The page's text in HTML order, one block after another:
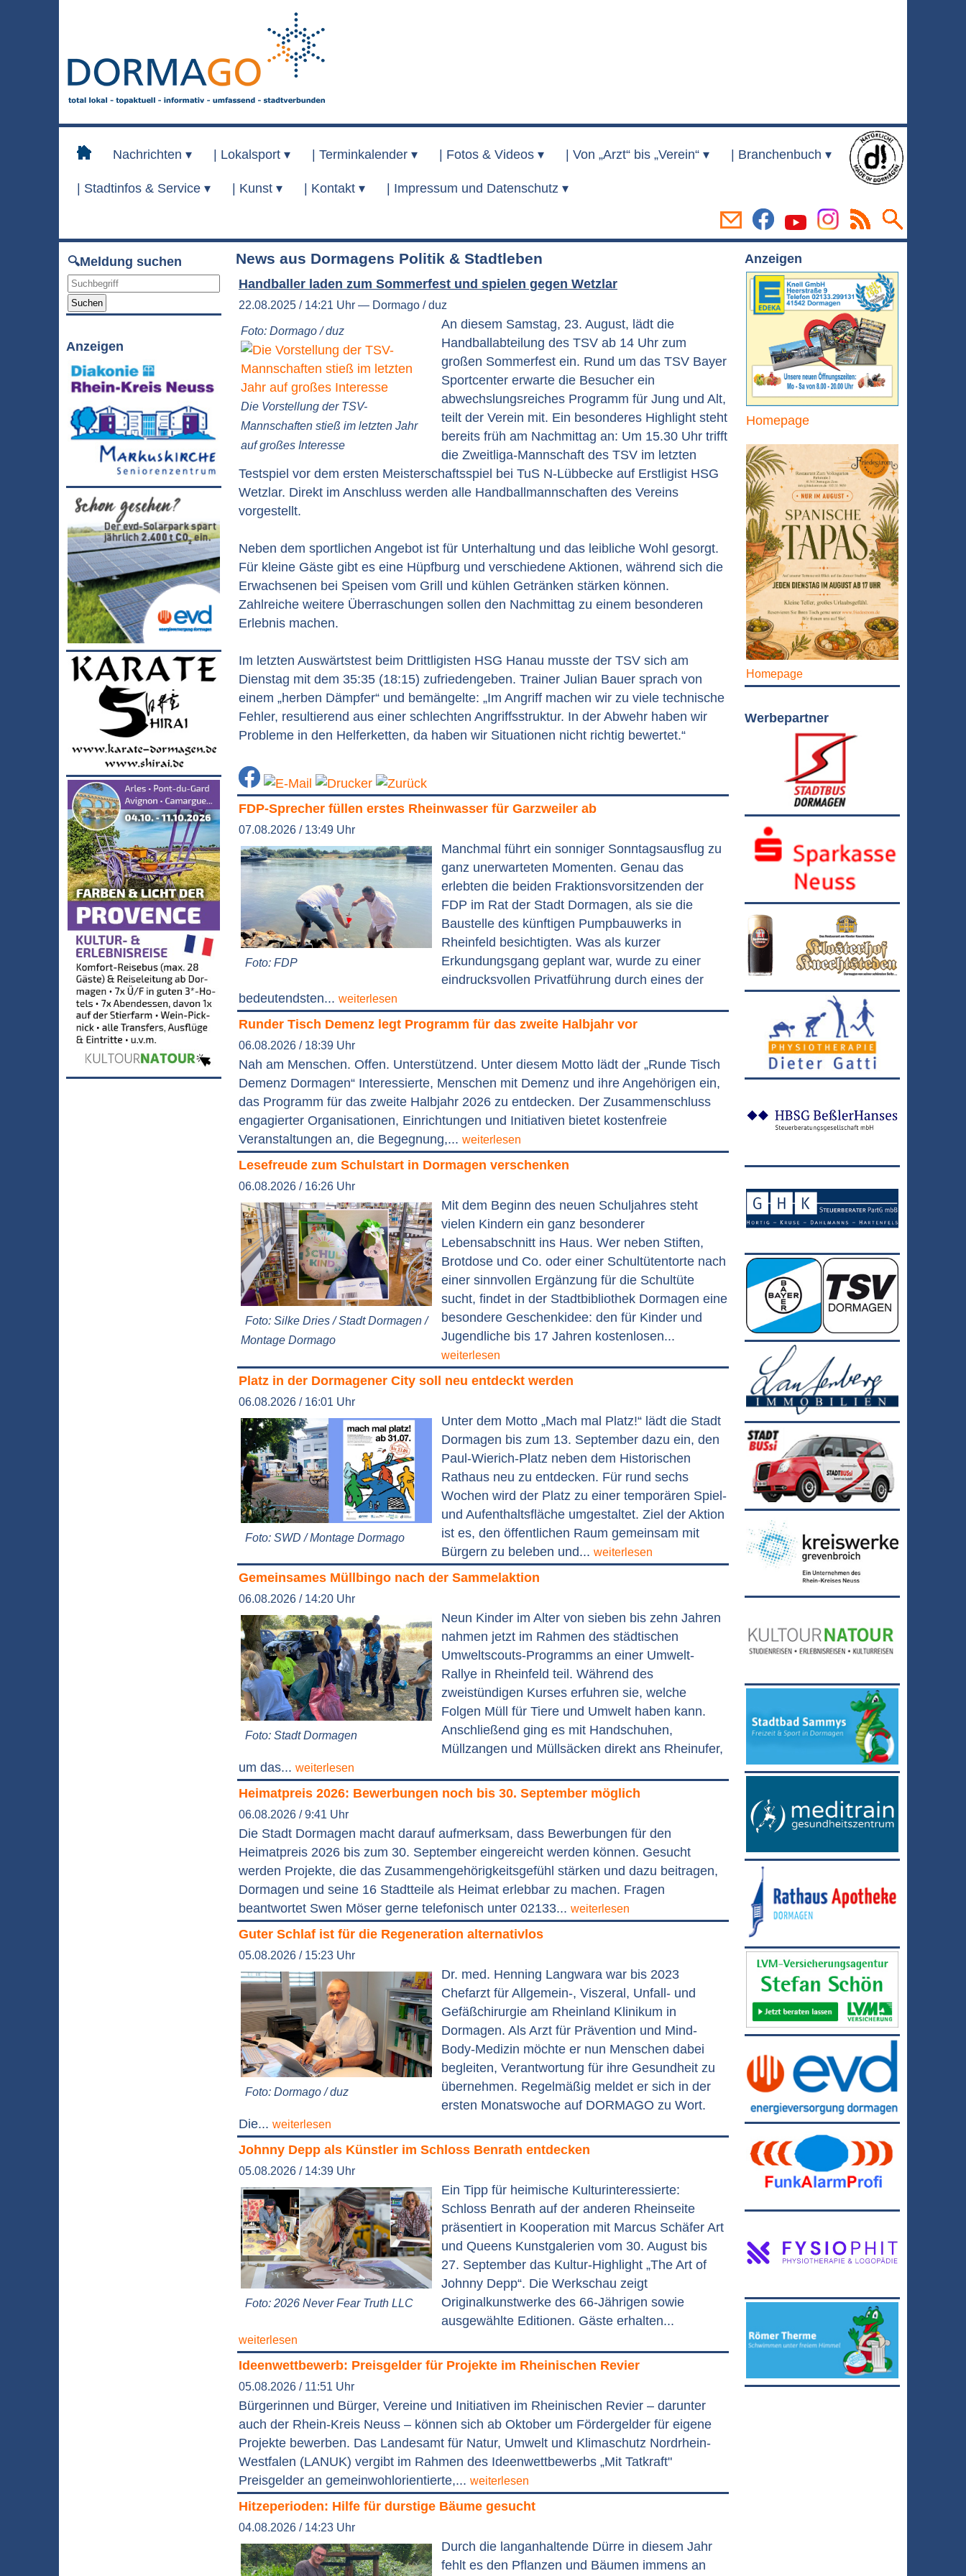
Nachrichten ▾ Lokalsport ▾ Terminkalender ▾ Fotos & Videos ▾ Von „Arzt“ bis „Verein“ ▾ Branchenbuch ▾
Stadtinfos & Service ▾ Kunst ▾ Kontakt ▾ Impressum und Datenschutz ▾
🔍Meldung suchen
Suchen
Anzeigen
News aus Dormagens Politik & Stadtleben
Handballer laden zum Sommerfest und spielen gegen Wetzlar
22.08.2025 / 14:21 Uhr — Dormago / duz
Foto: Dormago / duz
Die Vorstellung der TSV-
Mannschaften stieß im letzten Jahr
auf großes Interesse
An diesem Samstag, 23. August, lädt die
Handballabteilung des TSV ab 14 Uhr zum
großen Sommerfest ein. Rund um das TSV Bayer
Sportcenter erwarte die Besucher ein
abwechslungsreiches Programm für Jung und Alt,
teilt der Verein mit. Ein besonderes Highlight steht
bereits früh am Nachmittag an: Um 15.30 Uhr trifft
die Zweitliga-Mannschaft des TSV im letzten
Testspiel vor dem ersten Meisterschaftsspiel bei TuS N-Lübbecke auf Erstligist HSG
Wetzlar. Direkt im Anschluss werden alle Handballmannschaften des Vereins
vorgestellt.
Neben dem sportlichen Angebot ist für Unterhaltung und das leibliche Wohl gesorgt.
Für kleine Gäste gibt es eine Hüpfburg und verschiedene Aktionen, während sich die
Erwachsenen bei Speisen vom Grill und kühlen Getränken stärken können.
Zahlreiche weitere Überraschungen sollen den Nachmittag zu einem besonderen
Erlebnis machen.
Im letzten Auswärtstest beim Drittligisten HSG Hanau musste der TSV sich am
Dienstag mit dem 35:35 (18:15) zufriedengeben. Trainer Julian Bauer sprach von
einem „herben Dämpfer“ und bemängelte: „Im Angriff machen wir zu viele technische
Fehler, resultierend aus einer schlechten Angriffsstruktur. In der Abwehr haben wir
Probleme in den Helferketten, da haben wir Situationen nicht richtig bewertet.“
FDP-Sprecher füllen erstes Rheinwasser für Garzweiler ab
07.08.2026 / 13:49 Uhr
Foto: FDP
Manchmal führt ein sonniger Sonntagsausflug zu
ganz unerwarteten Momenten. Genau das
erlebten die beiden Fraktionsvorsitzenden der
FDP im Rat der Stadt Dormagen, als sie die
Baustelle des künftigen Pumpbauwerks in
Rheinfeld besichtigten. Was als kurzer
Erkundungsgang geplant war, wurde zu einer
eindrucksvollen Privatführung durch eines der
bedeutendsten... weiterlesen
Runder Tisch Demenz legt Programm für das zweite Halbjahr vor
06.08.2026 / 18:39 Uhr
Nah am Menschen. Offen. Unterstützend. Unter diesem Motto lädt der „Runde Tisch
Demenz Dormagen“ Interessierte, Menschen mit Demenz und ihre Angehörigen ein,
das Programm für das zweite Halbjahr 2026 zu entdecken. Der Zusammenschluss
engagierter Organisationen, Einrichtungen und Initiativen bietet kostenfreie
Veranstaltungen an, die Begegnung,... weiterlesen
Lesefreude zum Schulstart in Dormagen verschenken
06.08.2026 / 16:26 Uhr
Foto: Silke Dries / Stadt Dormagen /
Montage Dormago
Mit dem Beginn des neuen Schuljahres steht
vielen Kindern ein ganz besonderer
Lebensabschnitt ins Haus. Wer neben Stiften,
Brotdose und Co. oder einer Schultütentorte nach
einer sinnvollen Ergänzung für die Schultüte
sucht, findet in der Stadtbibliothek Dormagen eine
besondere Geschenkidee: den für Kinder und
Jugendliche bis 17 Jahren kostenlosen...
weiterlesen
Platz in der Dormagener City soll neu entdeckt werden
06.08.2026 / 16:01 Uhr
Foto: SWD / Montage Dormago
Unter dem Motto „Mach mal Platz!“ lädt die Stadt
Dormagen bis zum 13. September dazu ein, den
Paul-Wierich-Platz neben dem Historischen
Rathaus neu zu entdecken. Für rund sechs
Wochen wird der Platz zu einer temporären Spiel-
und Aufenthaltsfläche umgestaltet. Ziel der Aktion
ist es, den öffentlichen Raum gemeinsam mit
Bürgern zu beleben und... weiterlesen
Gemeinsames Müllbingo nach der Sammelaktion
06.08.2026 / 14:20 Uhr
Foto: Stadt Dormagen
Neun Kinder im Alter von sieben bis zehn Jahren
nahmen jetzt im Rahmen des städtischen
Umweltscouts-Programms an einer Umwelt-
Rallye in Rheinfeld teil. Während des
zweistündigen Kurses erfuhren sie, welche
Folgen Müll für Tiere und Umwelt haben kann.
Anschließend ging es mit Handschuhen,
Müllzangen und Müllsäcken direkt ans Rheinufer,
um das... weiterlesen
Heimatpreis 2026: Bewerbungen noch bis 30. September möglich
06.08.2026 / 9:41 Uhr
Die Stadt Dormagen macht darauf aufmerksam, dass Bewerbungen für den
Heimatpreis 2026 bis zum 30. September eingereicht werden können. Gesucht
werden Projekte, die das Zusammengehörigkeitsgefühl stärken und dazu beitragen,
Dormagen und seine 16 Stadtteile als Heimat erlebbar zu machen. Fragen
beantwortet Swen Möser gerne telefonisch unter 02133... weiterlesen
Guter Schlaf ist für die Regeneration alternativlos
05.08.2026 / 15:23 Uhr
Foto: Dormago / duz
Dr. med. Henning Langwara war bis 2023
Chefarzt für Allgemein-, Viszeral, Unfall- und
Gefäßchirurgie am Rheinland Klinikum in
Dormagen. Als Arzt für Prävention und Mind-
Body-Medizin möchte er nun Menschen dabei
begleiten, Verantwortung für ihre Gesundheit zu
übernehmen. Regelmäßig meldet er sich in der
ersten Monatswoche auf DORMAGO zu Wort.
Die... weiterlesen
Johnny Depp als Künstler im Schloss Benrath entdecken
05.08.2026 / 14:39 Uhr
Foto: 2026 Never Fear Truth LLC
Ein Tipp für heimische Kulturinteressierte:
Schloss Benrath auf der anderen Rheinseite
präsentiert in Kooperation mit Marcus Schäfer Art
und Queens Kunstgalerien vom 30. August bis
27. September das Kultur-Highlight „The Art of
Johnny Depp“. Die Werkschau zeigt
Originalkunstwerke des 66-Jährigen sowie
ausgewählte Editionen. Gäste erhalten...
weiterlesen
Ideenwettbewerb: Preisgelder für Projekte im Rheinischen Revier
05.08.2026 / 11:51 Uhr
Bürgerinnen und Bürger, Vereine und Initiativen im Rheinischen Revier – darunter
auch der Rhein-Kreis Neuss – können sich ab Oktober um Fördergelder für eigene
Projekte bewerben. Das Landesamt für Natur, Umwelt und Klimaschutz Nordrhein-
Westfalen (LANUK) vergibt im Rahmen des Ideenwettbewerbs „Mit Tatkraft"
Preisgelder an gemeinwohlorientierte,... weiterlesen
Hitzeperioden: Hilfe für durstige Bäume gesucht
04.08.2026 / 14:23 Uhr
Durch die langanhaltende Dürre in diesem Jahr
fehlt es den Pflanzen und Bäumen immens an
Anzeigen
Homepage
Homepage
Werbepartner